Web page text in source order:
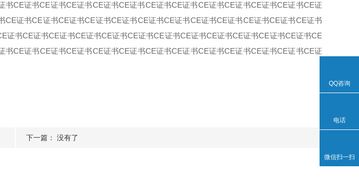
CE证书CE证书CE证书CE证书CE证书CE证书CE证书CE证书CE证书CE证书CE证书CE证
证书CE证书CE证书CE证书CE证书CE证书CE证书CE证书CE证书CE证书CE证书CE证书
书CE证书CE证书CE证书CE证书CE证书CE证书CE证书CE证书CE证书CE证书CE证书CE
CE证书CE证书CE证书CE证书CE证书CE证书CE证书CE证书CE证书CE证书CE证书CE证
下一篇： 没有了
QQ咨询
电话
微信扫一扫